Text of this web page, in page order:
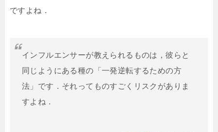
ですよね．
インフルエンサーが教えられるものは，彼らと
同じようにある種の「一発逆転するための方
法」です．それってものすごくリスクがありま
すよね．